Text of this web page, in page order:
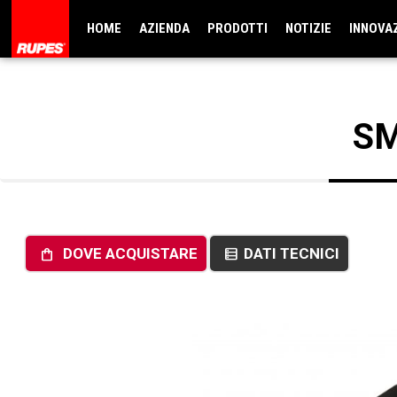
HOME AZIENDA PRODOTTI NOTIZIE
shopping_bag DOVE ACQUISTARE data_table DATI TECNICI